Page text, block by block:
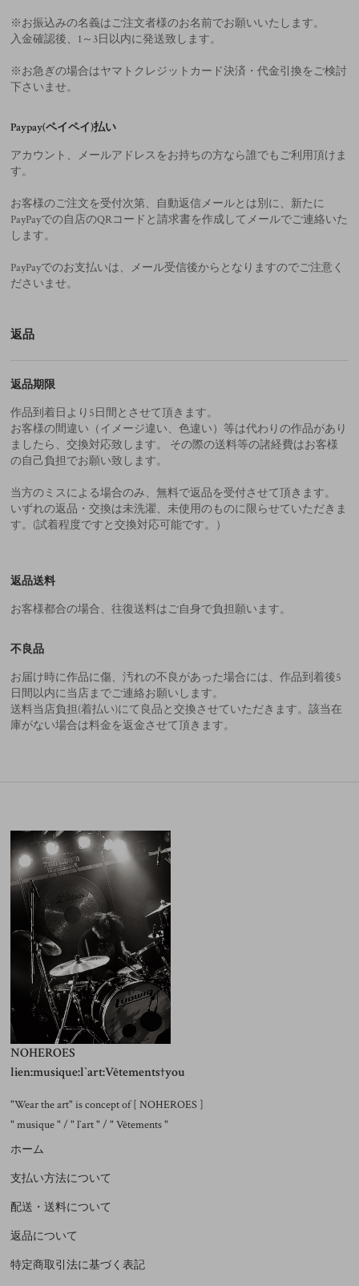
※お振込みの名義はご注文者様のお名前でお願いいたします。
入金確認後、1～3日以内に発送致します。
※お急ぎの場合はヤマトクレジットカード決済・代金引換をご検討
下さいませ。
Paypay(ペイペイ)払い
アカウント、メールアドレスをお持ちの方なら誰でもご利用頂けま
す。
お客様のご注文を受付次第、自動返信メールとは別に、新たに
PayPayでの自店のQRコードと請求書を作成してメールでご連絡いた
します。
PayPayでのお支払いは、メール受信後からとなりますのでご注意く
ださいませ。
返品
返品期限
作品到着日より5日間とさせて頂きます。
お客様の間違い（イメージ違い、色違い）等は代わりの作品があり
ましたら、交換対応致します。 その際の送料等の諸経費はお客様
の自己負担でお願い致します。
当方のミスによる場合のみ、無料で返品を受付させて頂きます。
いずれの返品・交換は未洗濯、未使用のものに限らせていただきま
す。(試着程度ですと交換対応可能です。）
返品送料
お客様都合の場合、往復送料はご自身で負担願います。
不良品
お届け時に作品に傷、汚れの不良があった場合には、作品到着後5
日間以内に当店までご連絡お願いします。
送料当店負担(着払い)にて良品と交換させていただきます。該当在
庫がない場合は料金を返金させて頂きます。
NOHEROES
lien:musique:l`art:Vêtements†you
"Wear the art" is concept of [ NOHEROES ]
" musique " / " l`art " / " Vêtements "
ホーム
支払い方法について
配送・送料について
返品について
特定商取引法に基づく表記